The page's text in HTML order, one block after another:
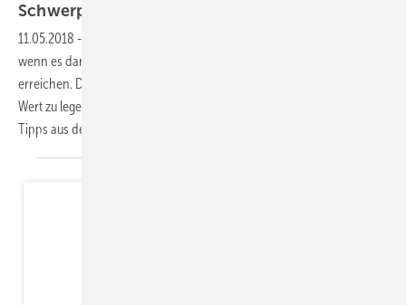
Schwerpunkt
11.05.2018 -
wenn es darum geht, einen bestimmten Effizienzhaus-Standard zu
erreichen. Deshalb lohnt es sich, auf die Berechnung und Ausführung
Wert zu legen. Im GEB 05-2018 haben wir Fragen, Kommentare und
Tipps aus der Praxis für die Praxis